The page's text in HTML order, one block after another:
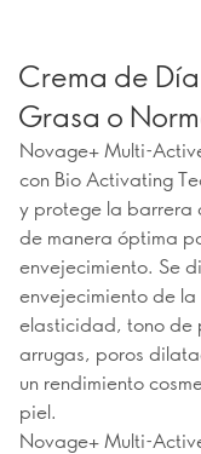
Crema de
Grasa o
Novage+ Multi-
con Bio Activating
y protege la barrera
de manera óptima
envejecimiento. Se
envejecimiento de
elasticidad, tono de
arrugas, poros
un rendimiento
piel.
Novage+ Multi-